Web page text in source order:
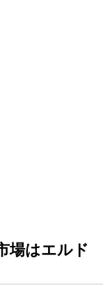
場はエルド